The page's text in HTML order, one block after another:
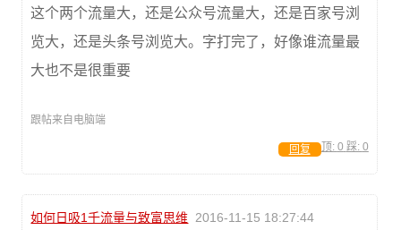
这个两个流量大，还是公众号流量大，还是百家号浏
览大，还是头条号浏览大。字打完了，好像谁流量最
大也不是很重要
跟帖来自电脑端
顶: 0 踩: 0
回复
如何日吸1千流量与致富思维 2016-11-15 18:27:44